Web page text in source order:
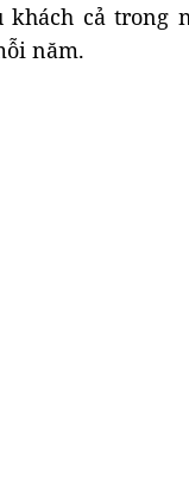
cả trong
năm.